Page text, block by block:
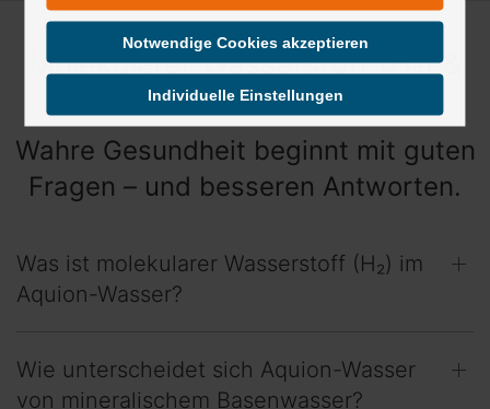
Molekularer Wasserstoff (H₂) &
Aquion Wasser
Wahre Gesundheit beginnt mit guten
Fragen – und besseren Antworten.
Was ist molekularer Wasserstoff (H₂) im
Aquion-Wasser?
Wie unterscheidet sich Aquion-Wasser
von mineralischem Basenwasser?
lehnt
Cookies
Notwendige Cookies akzeptieren
Individuelle Einstellungen